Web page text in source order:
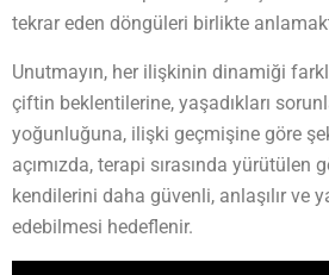
tekrar eden döngüleri birlikte
Unutmayın, her ilişkinin dinamiği
çiftin beklentilerine, yaşadıkları
yoğunluğuna, ilişki geçmişine göre
açımızda, terapi sırasında yürütülen
kendilerini daha güvenli, anlaşılır ve
edebilmesi hedeflenir.